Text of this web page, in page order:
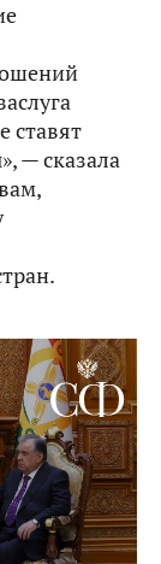
ставят
— сказала